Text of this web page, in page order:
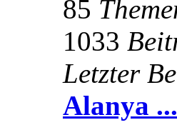
85
1033
Letzter
Alanya